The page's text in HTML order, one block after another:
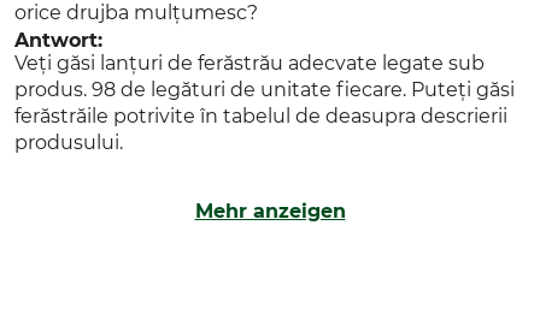
orice drujba mulțumesc?
Antwort:
Veți găsi lanțuri de ferăstrău adecvate legate sub
produs. 98 de legături de unitate fiecare. Puteți găsi
ferăstrăile potrivite în tabelul de deasupra descrierii
produsului.
Mehr anzeigen